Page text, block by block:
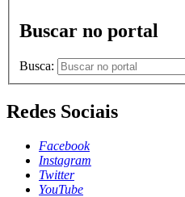
Buscar no portal
Busca:
Redes Sociais
Facebook
Instagram
Twitter
YouTube